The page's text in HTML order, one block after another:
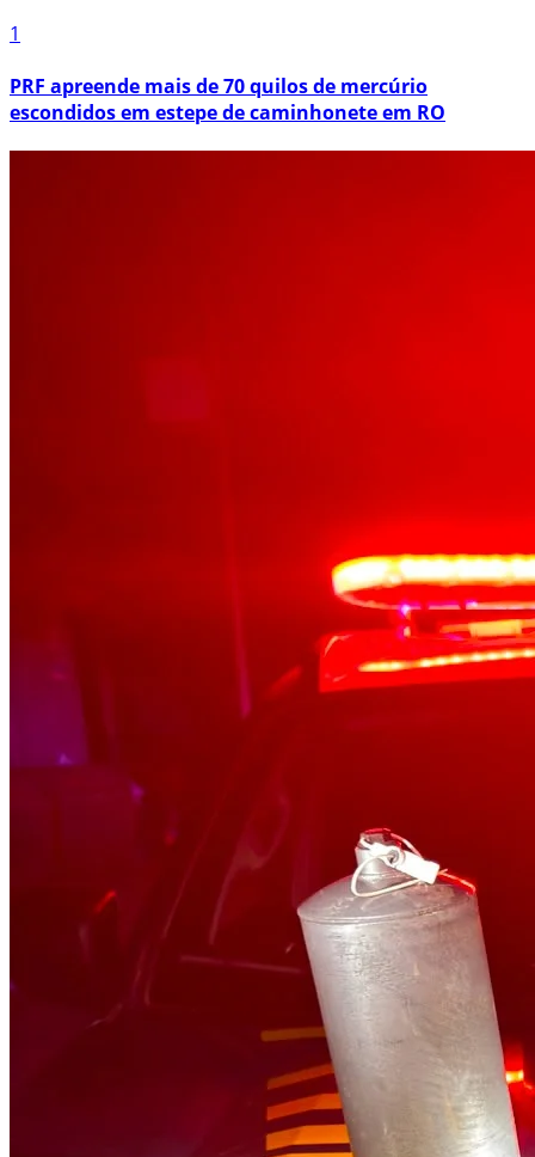
1
PRF apreende mais de 70 quilos de mercúrio
escondidos em estepe de caminhonete em RO